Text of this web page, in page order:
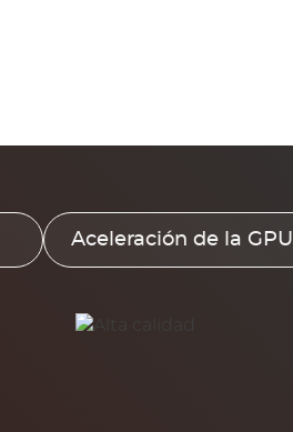
Aceleración de la GPU